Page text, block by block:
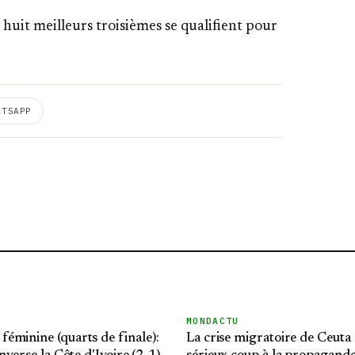
huit meilleurs troisièmes se qualifient pour
(quarts de finale):
MONDACTU
La crise migratoire de Ceuta